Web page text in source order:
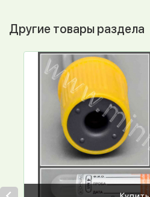
Другие товары раздела